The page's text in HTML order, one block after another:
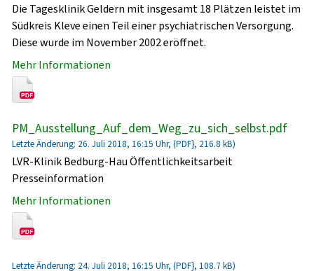
Die Tagesklinik Geldern mit insgesamt 18 Plätzen leistet im
Südkreis Kleve einen Teil einer psychiatrischen Versorgung.
Diese wurde im November 2002 eröffnet.
Mehr Informationen
PM_Ausstellung_Auf_dem_Weg_zu_sich_selbst.pdf
Letzte Änderung: 26. Juli 2018, 16:15 Uhr, (PDF}, 216.8 kB)
LVR-Klinik Bedburg-Hau Öffentlichkeitsarbeit
Presseinformation
Mehr Informationen
Letzte Änderung: 24. Juli 2018, 16:15 Uhr, (PDF}, 108.7 kB)